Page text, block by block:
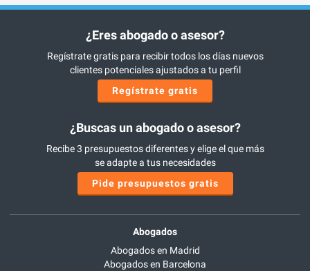
¿Eres abogado o asesor?
Regístrate gratis para recibir todos los días nuevos
clientes potenciales ajustados a tu perfil
Regístrate gratis
¿Buscas un abogado o asesor?
Recibe 3 presupuestos diferentes y elige el que más
se adapte a tus necesidades
Pide presupuestos gratis
Abogados
Abogados en Madrid
Abogados en Barcelona